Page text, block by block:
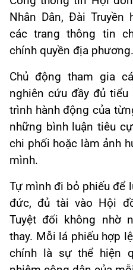
Nhân Dân, Đài Truyền
các trang thông tin
chính quyền địa phương.
Chủ động tham gia
nghiên cứu đầy đủ
trình hành động của
những bình luận tiêu
chi phối hoặc làm ảnh
mình.
Tự mình đi bỏ phiếu để
đức, đủ tài vào Hội
Tuyệt đối không nhờ
thay. Mỗi lá phiếu hợp
chính là sự thể hiện